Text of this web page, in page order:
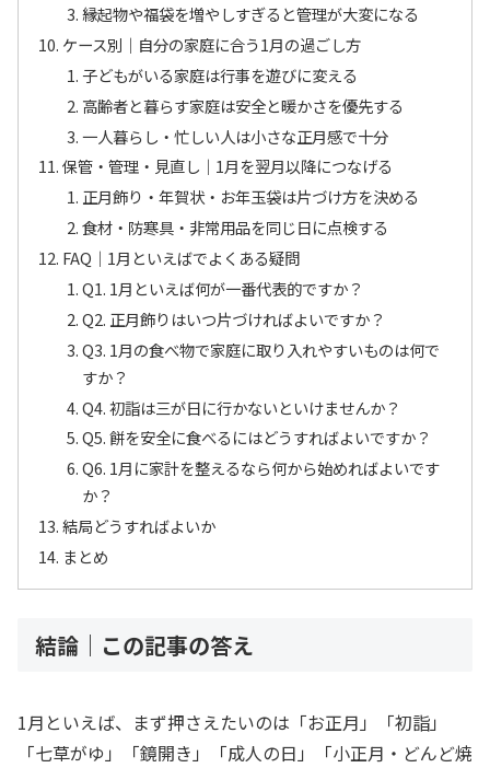
縁起物や福袋を増やしすぎると管理が大変になる
ケース別｜自分の家庭に合う1月の過ごし方
子どもがいる家庭は行事を遊びに変える
高齢者と暮らす家庭は安全と暖かさを優先する
一人暮らし・忙しい人は小さな正月感で十分
保管・管理・見直し｜1月を翌月以降につなげる
正月飾り・年賀状・お年玉袋は片づけ方を決める
食材・防寒具・非常用品を同じ日に点検する
FAQ｜1月といえばでよくある疑問
Q1. 1月といえば何が一番代表的ですか？
Q2. 正月飾りはいつ片づければよいですか？
Q3. 1月の食べ物で家庭に取り入れやすいものは何で
すか？
Q4. 初詣は三が日に行かないといけませんか？
Q5. 餅を安全に食べるにはどうすればよいですか？
Q6. 1月に家計を整えるなら何から始めればよいです
か？
結局どうすればよいか
まとめ
結論｜この記事の答え
1月といえば、まず押さえたいのは「お正月」「初詣」
「七草がゆ」「鏡開き」「成人の日」「小正月・どんど焼